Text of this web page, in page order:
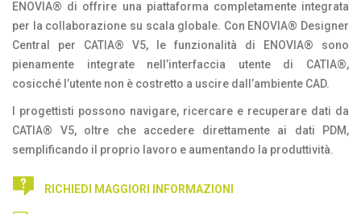
ENOVIA® di offrire una piattaforma completamente integrata
per la collaborazione su scala globale. Con ENOVIA® Designer
Central per CATIA® V5, le funzionalità di ENOVIA® sono
pienamente integrate nell’interfaccia utente di CATIA®,
cosicché l’utente non è costretto a uscire dall’ambiente CAD.
I progettisti possono navigare, ricercare e recuperare dati da
CATIA® V5, oltre che accedere direttamente ai dati PDM,
semplificando il proprio lavoro e aumentando la produttività.
RICHIEDI MAGGIORI INFORMAZIONI